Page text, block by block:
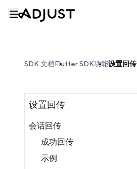
SDK 文档Flutter SDK功能设置回传
设置回传
会话回传
成功回传
示例